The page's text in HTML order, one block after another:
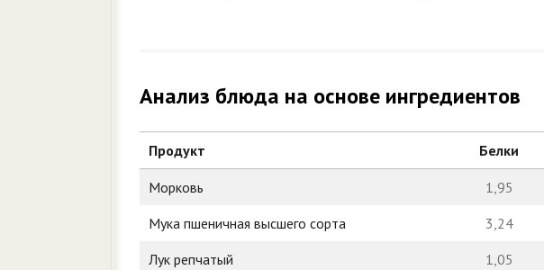
Анализ блюда на основе ингредиентов
Продукт Белки
Морковь 1,95
Мука пшеничная высшего сорта
3,24
Лук репчатый
1,05